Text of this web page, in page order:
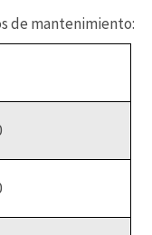
de mantenimiento: